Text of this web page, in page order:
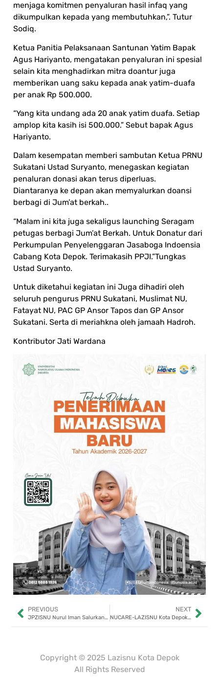
menjaga komitmen penyaluran hasil infaq yang
dikumpulkan kepada yang membutuhkan,”. Tutur
Sodiq.
Ketua Panitia Pelaksanaan Santunan Yatim Bapak
Agus Hariyanto, mengatakan penyaluran ini spesial
selain kita menghadirkan mitra doantur juga
memberikan uang saku kepada anak yatim-duafa
per anak Rp 500.000.
“Yang kita undang ada 20 anak yatim duafa. Setiap
amplop kita kasih isi 500.000.” Sebut bapak Agus
Hariyanto.
Dalam kesempatan memberi sambutan Ketua PRNU
Sukatani Ustad Suryanto, menegaskan kegiatan
penaluran donasi akan terus diperluas.
Diantaranya ke depan akan memyalurkan doansi
berbagi di Jum’at berkah..
“Malam ini kita juga sekaligus launching Seragam
petugas berbagi Jum’at Berkah. Untuk Donatur dari
Perkumpulan Penyelenggaran Jasaboga Indoensia
Cabang Kota Depok. Terimakasih PPJI.”Tungkas
Ustad Suryanto.
Untuk diketahui kegiatan ini Juga dihadiri oleh
seluruh pengurus PRNU Sukatani, Muslimat NU,
Fatayat NU, PAC GP Ansor Tapos dan GP Ansor
Sukatani. Serta di meriahkna oleh jamaah Hadroh.
Kontributor Jati Wardana
PREVIOUS
JPZISNU Nurul Iman Salurkan Bantuan Uang Tunai Rutin untuk Lansia, Duafa, dan Yatim
NEXT
NUCARE-LAZISNU Kota Depok Salurkan Bantuan Kepemudaan dan Keolahragaan untuk GP Ansor dan Pagar Nusa
Copyright © 2025 Lazisnu Kota Depok
All Rights Reserved